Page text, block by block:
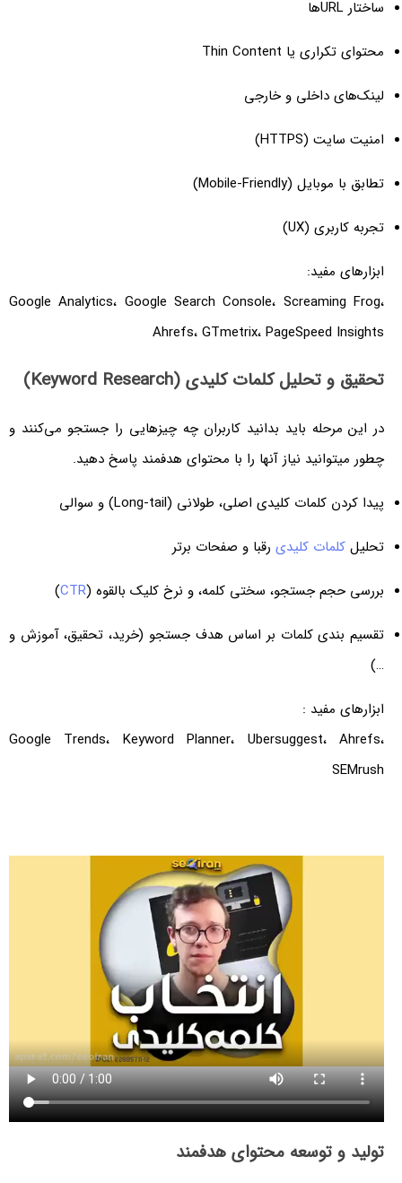
ساختار URL‌ها
محتوای تکراری یا Thin Content
لینک‌های داخلی و خارجی
امنیت سایت (HTTPS)
تطابق با موبایل (Mobile-Friendly)
تجربه کاربری (UX)
ابزارهای مفید:
Google Analytics، Google Search Console، Screaming Frog،
Ahrefs، GTmetrix، PageSpeed Insights
تحقیق و تحلیل کلمات کلیدی (Keyword Research)
در این مرحله باید بدانید کاربران چه چیزهایی را جستجو می‌کنند و
چطور میتوانید نیاز آنها را با محتوای هدفمند پاسخ دهید.
پیدا کردن کلمات کلیدی اصلی، طولانی (Long-tail) و سوالی
تحلیلکلمات کلیدیرقبا و صفحات برتر
بررسی حجم جستجو، سختی کلمه، و نرخ کلیک بالقوه ( CTR
)
تقسیم بندی کلمات بر اساس هدف جستجو (خرید، تحقیق، آموزش و
…)
ابزارهای مفید :
Google Trends، Keyword Planner، Ubersuggest، Ahrefs،
SEMrush
تولید و توسعه محتوای هدفمند